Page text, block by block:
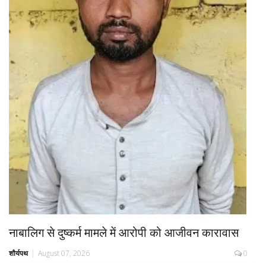
नाबालिग से दुष्कर्म मामले में आरोपी को आजीवन कारावास
शौर्यपथ August 07, 2026 0